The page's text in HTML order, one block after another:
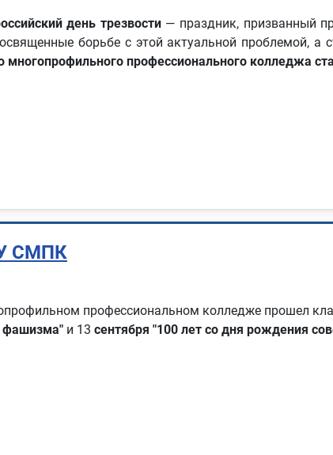
день трезвости— праздник, призванный
борьбе с этой актуальной
многопрофильного профессионального колледжа
СМПК
профессиональном колледже прошел
фашизма" и 13 сентября "100 лет со дня рождения